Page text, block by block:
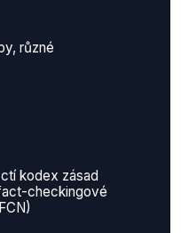
různé
kodex zásad
checkingové